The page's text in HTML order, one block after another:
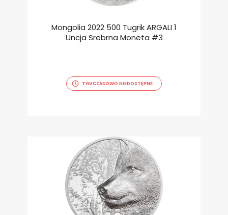
Mongolia 2022 500 Tugrik ARGALI 1
Uncja Srebrna Moneta #3
TYMCZASOWO NIEDOSTĘPNE